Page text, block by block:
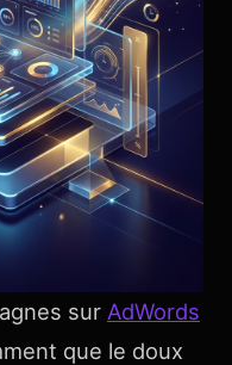
sur AdWords
que le doux